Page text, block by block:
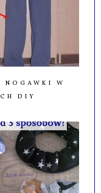
W
DIY